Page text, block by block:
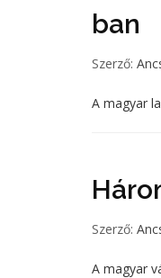
ban
Szerző:
A magyar
Szerző:
A magyar